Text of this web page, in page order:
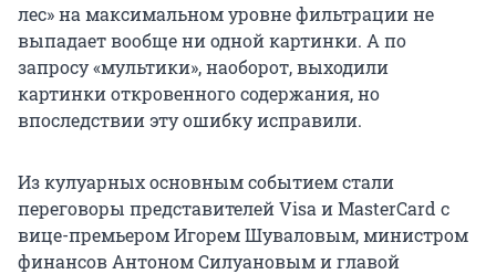
лес» на максимальном уровне фильтрации не
выпадает вообще ни одной картинки. А по
запросу «мультики», наоборот, выходили
картинки откровенного содержания, но
впоследствии эту ошибку исправили.
Из кулуарных основным событием стали
переговоры представителей Visa и MasterCard с
вице-премьером Игорем Шуваловым, министром
финансов Антоном Силуановым и главой